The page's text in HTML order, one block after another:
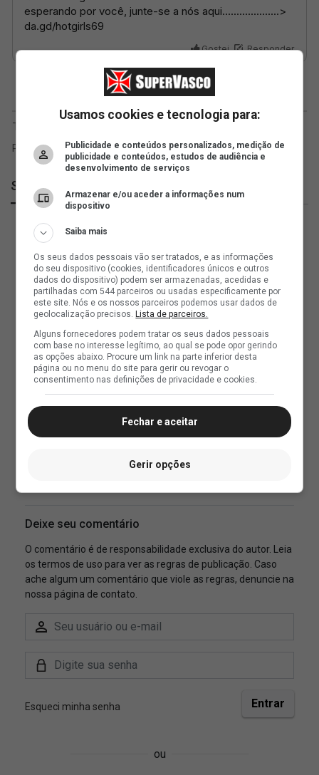
SuperVasco
Usamos cookies e tecnologia para:
Publicidade e conteúdos personalizados, medição de
publicidade e conteúdos, estudos de audiência e
desenvolvimento de serviços
Armazenar e/ou aceder a informações num
dispositivo
Saiba mais
Os seus dados pessoais vão ser tratados, e as informações
do seu dispositivo (cookies, identificadores únicos e outros
dados do dispositivo) podem ser armazenadas, acedidas e
partilhadas com 544 parceiros ou usadas especificamente por
este site. Nós e os nossos parceiros podemos usar dados de
geolocalização precisos.Lista de parceiros.
Alguns fornecedores podem tratar os seus dados pessoais
com base no interesse legítimo, ao qual se pode opor gerindo
as opções abaixo. Procure um link na parte inferior desta
página ou no menu do site para gerir ou revogar o
consentimento nas definições de privacidade e cookies.
Fechar e aceitar
Gerir opções